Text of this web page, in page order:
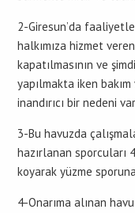
2-Giresun’da
halkımıza hizmet
kapatılmasının ve
yapılmakta iken
inandırıcı bir nedeni var
3-Bu havuzda
hazırlanan sporcuları
koyarak yüzme
4-Onarıma alınan